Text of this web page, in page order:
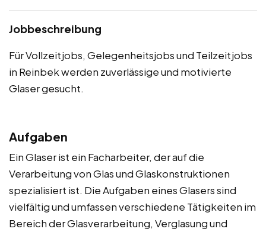
Jobbeschreibung
Für Vollzeitjobs, Gelegenheitsjobs und Teilzeitjobs
in Reinbek werden zuverlässige und motivierte
Glaser gesucht.
Aufgaben
Ein Glaser ist ein Facharbeiter, der auf die
Verarbeitung von Glas und Glaskonstruktionen
spezialisiert ist. Die Aufgaben eines Glasers sind
vielfältig und umfassen verschiedene Tätigkeiten im
Bereich der Glasverarbeitung, Verglasung und